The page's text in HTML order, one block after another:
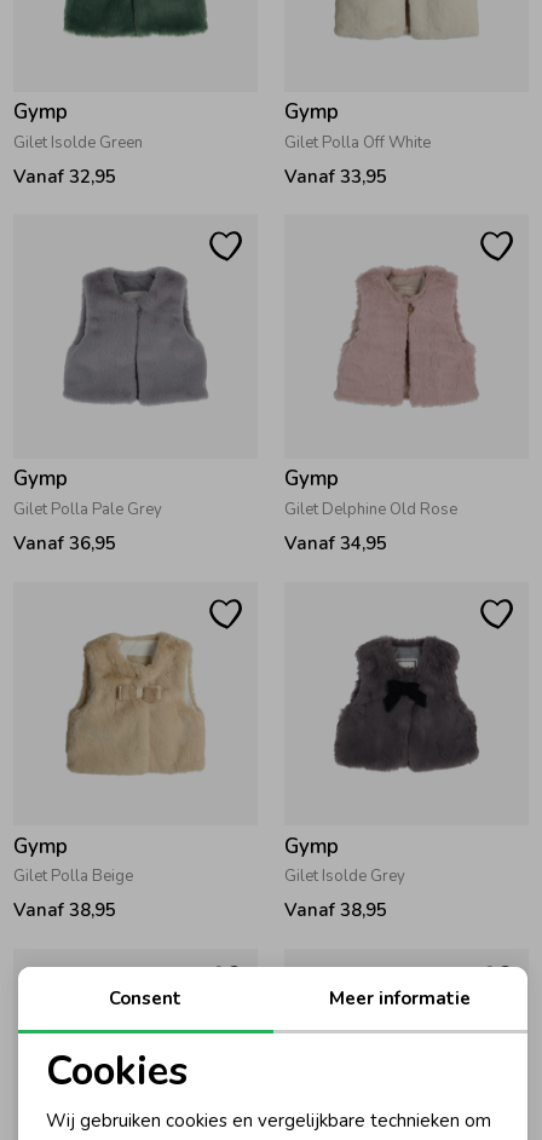
Zwemkleding
Jassen
Overhemden
Colberts & Gilets
Rompers
Regenkleding &-laarzen
Zomeraccessoires
Beenmode
Zwemkleding
Jassen
Overhemden
Jurken
Jumpsuits
Blazers & Gilets
Leggings
Rompers
Ondergoed
Regenkleding &-laarzen
Cadeaubonnen
Haaraccessoires
Babyaccessoires
Verzorgingsproducten
Winteraccessoires
Winterjassen
Zomerjassen
Zwemvesten & Zwembandjes
Winterjassen
Zomerjassen
Gymp
Gilet Isolde Green
Vanaf 32,95
Gymp
Gilet Polla Off White
Vanaf 33,95
Gymp
Gilet Polla Pale Grey
Vanaf 36,95
Gymp
Gilet Delphine Old Rose
Vanaf 34,95
Gymp
Gilet Polla Beige
Vanaf 38,95
Gymp
Gilet Isolde Grey
Vanaf 38,95
Noodzakelijke cookies
Consent Meer informatie
Cookies
Wij gebruiken cookies en vergelijkbare technieken om